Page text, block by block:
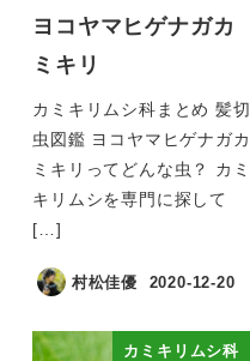
ヨコヤマヒゲナガカ
ミキリ
カミキリムシ科まとめ 髪切
虫図鑑 ヨコヤマヒゲナガカ
ミキリってどんな虫？ カミ
キリムシを専門に探して
[…]
村松佳優 2020-12-20
カミキリムシ科